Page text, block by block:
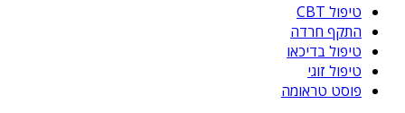
טיפול CBT
התקף חרדה
טיפול בדיכאו
טיפול זוגי
פוסט טראומה